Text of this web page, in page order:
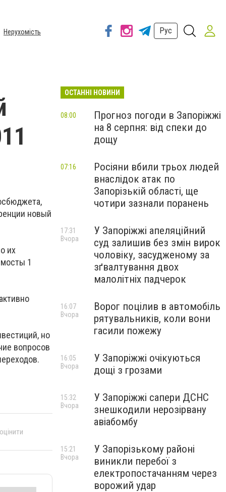
Нерухомість
Рус
новый
их
1
но
вопросов
ОСТАННІ НОВИНИ
Прогноз погоди в Запоріжжі
на 8 серпня: від спеки до
дощу
08:00
Росіяни вбили трьох людей
внаслідок атак по
Запорізькій області, ще
чотири зазнали поранень
07:16
У Запоріжжі апеляційний
суд залишив без змін вирок
чоловіку, засудженому за
зґвалтування двох
малолітніх падчерок
17:31
Вчора
Ворог поцілив в автомобіль
рятувальників, коли вони
гасили пожежу
16:07
Вчора
У Запоріжжі очікуються
дощі з грозами
16:05
Вчора
У Запоріжжі сапери ДСНС
знешкодили нерозірвану
авіабомбу
15:32
Вчора
У Запорізькому районі
виникли перебої з
електропостачанням через
ворожий удар
15:21
Вчора